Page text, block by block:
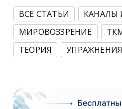
ВСЕ СТАТЬИ КАНАЛЫ
МИРОВОЗЗРЕНИЕ
ТЕОРИЯ
УПРАЖНЕНИЯ